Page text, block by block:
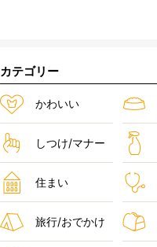
カテゴリー
かわいい
しつけ/マナー
住まい
旅行/おでかけ